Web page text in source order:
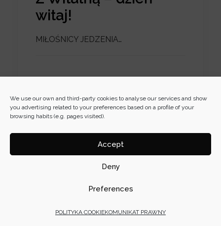
We use our own and third-party cookies to analyse our services and show
you advertising related to your preferences based on a profile of your
browsing habits (e.g. pages visited).
Accept
Deny
Preferences
POLITYKA COOKIEKOMUNIKAT PRAWNY
witaj!
MIŁOŚNICY JEDZENIA…
×
CZY JESTEŚ
PROFESJONALISTĄ Z
BRANŻY ŻYWNOŚCI?
nasze produkty dla handlu detalicznego -
private label specialists-, gastronomii i